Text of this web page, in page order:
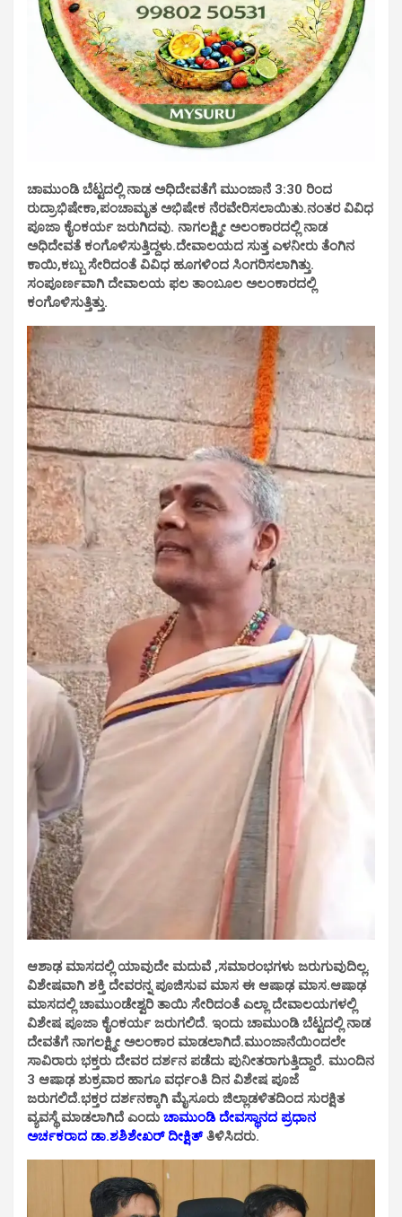
ಚಾಮುಂಡಿ ಬೆಟ್ಟದಲ್ಲಿ ನಾಡ ಅಧಿದೇವತೆಗೆ ಮುಂಜಾನೆ 3:30 ರಿಂದ
ರುದ್ರಾಭಿಷೇಕಾ,ಪಂಚಾಮೃತ ಅಭಿಷೇಕ ನೆರವೇರಿಸಲಾಯಿತು.ನಂತರ ವಿವಿಧ
ಪೂಜಾ ಕೈಂಕರ್ಯ ಜರುಗಿದವು. ನಾಗಲಕ್ಷ್ಮೀ ಅಲಂಕಾರದಲ್ಲಿ ನಾಡ
ಅಧಿದೇವತೆ ಕಂಗೊಳಿಸುತ್ತಿದ್ದಳು.ದೇವಾಲಯದ ಸುತ್ತ ಎಳನೀರು ತೆಂಗಿನ
ಕಾಯಿ,ಕಬ್ಬು ಸೇರಿದಂತೆ ವಿವಿಧ ಹೂಗಳಿಂದ ಸಿಂಗರಿಸಲಾಗಿತ್ತು.
ಸಂಪೂರ್ಣವಾಗಿ ದೇವಾಲಯ ಫಲ ತಾಂಬೂಲ ಅಲಂಕಾರದಲ್ಲಿ
ಕಂಗೊಳಿಸುತ್ತಿತ್ತು.
ಆಶಾಢ ಮಾಸದಲ್ಲಿ ಯಾವುದೇ ಮದುವೆ ,ಸಮಾರಂಭಗಳು ಜರುಗುವುದಿಲ್ಲ.
ವಿಶೇಷವಾಗಿ ಶಕ್ತಿ ದೇವರನ್ನ ಪೂಜಿಸುವ ಮಾಸ ಈ ಆಷಾಢ ಮಾಸ.ಆಷಾಢ
ಮಾಸದಲ್ಲಿ ಚಾಮುಂಡೇಶ್ವರಿ ತಾಯಿ ಸೇರಿದಂತೆ ಎಲ್ಲಾ ದೇವಾಲಯಗಳಲ್ಲಿ
ವಿಶೇಷ ಪೂಜಾ ಕೈಂಕರ್ಯ ಜರುಗಲಿದೆ. ಇಂದು ಚಾಮುಂಡಿ ಬೆಟ್ಟದಲ್ಲಿ ನಾಡ
ದೇವತೆಗೆ ನಾಗಲಕ್ಷ್ಮೀ ಅಲಂಕಾರ ಮಾಡಲಾಗಿದೆ.ಮುಂಜಾನೆಯಿಂದಲೇ
ಸಾವಿರಾರು ಭಕ್ತರು ದೇವರ ದರ್ಶನ ಪಡೆದು ಪುನೀತರಾಗುತ್ತಿದ್ದಾರೆ. ಮುಂದಿನ
3 ಆಷಾಢ ಶುಕ್ರವಾರ ಹಾಗೂ ವರ್ಧಂತಿ ದಿನ ವಿಶೇಷ ಪೂಜೆ
ಜರುಗಲಿದೆ.ಭಕ್ತರ ದರ್ಶನಕ್ಕಾಗಿ ಮೈಸೂರು ಜಿಲ್ಲಾಡಳಿತದಿಂದ ಸುರಕ್ಷಿತ
ವ್ಯವಸ್ಥೆ ಮಾಡಲಾಗಿದೆ ಎಂದು ಚಾಮುಂಡಿ ದೇವಸ್ಥಾನದ ಪ್ರಧಾನ
ಅರ್ಚಕರಾದ ಡಾ.ಶಶಿಶೇಖರ್ ದೀಕ್ಷಿತ್ತಿಳಿಸಿದರು.